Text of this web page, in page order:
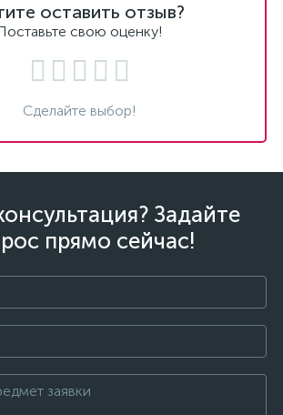
оставить отзыв?
свою оценку!
Сделайте выбор!
Задайте
прямо сейчас!